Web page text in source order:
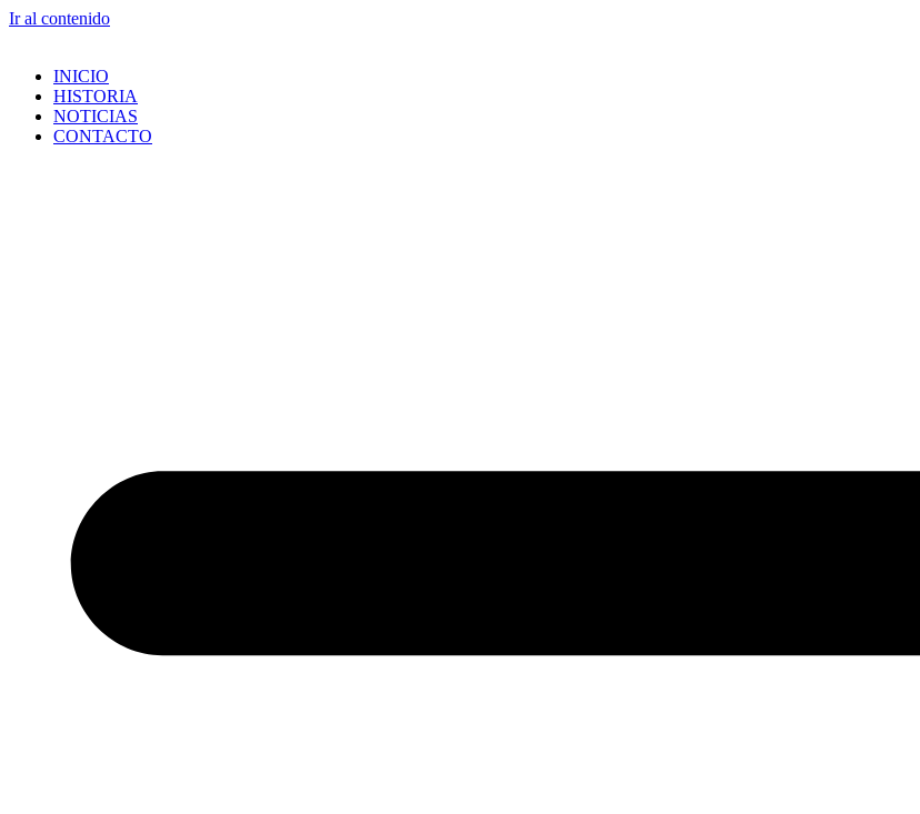
Ir al contenido
INICIO
HISTORIA
NOTICIAS
CONTACTO